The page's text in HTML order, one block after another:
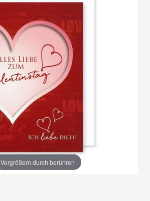
Vergrößern durch berühren